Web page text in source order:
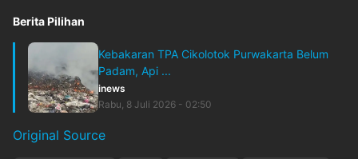
Berita Pilihan
Kebakaran TPA Cikolotok Purwakarta Belum
Padam, Api ...
inews
Rabu, 8 Juli 2026 - 02:50
Original Source